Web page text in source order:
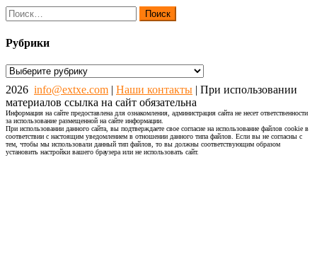
Найти:
Рубрики
Рубрики
2026 info@extxe.com | Наши контакты | При использовании
материалов ссылка на сайт обязательна
Информация на сайте предоставлена для ознакомления, администрация сайта не несет ответственности
за использование размещенной на сайте информации.
При использовании данного сайта, вы подтверждаете свое согласие на использование файлов cookie в
соответствии с настоящим уведомлением в отношении данного типа файлов. Если вы не согласны с
тем, чтобы мы использовали данный тип файлов, то вы должны соответствующим образом
установить настройки вашего браузера или не использовать сайт.